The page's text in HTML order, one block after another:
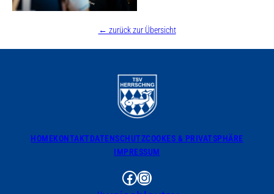
← zurück zur Übersicht
HOMEKONTAKTDATENSCHUTZCOOKES & PRIVATSPHÄRE
IMPRESSUM
Facebook
Instagram